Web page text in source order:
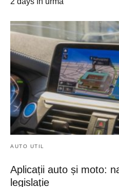
AUTO UTIL
Aplicații auto și moto:
legislație